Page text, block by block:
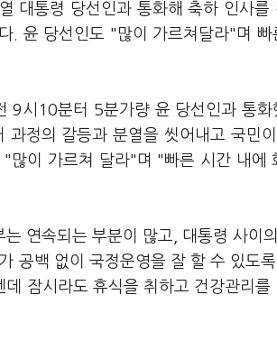
대통령 당선인과 통화해 축하 인사를
윤 당선인도 "많이 가르쳐달라"며 빠
9시10분터 5분가량 윤 당선인과 통
정의 갈등과 분열을 씻어내고 국민
이 가르쳐 달라"며 "빠른 시간 내에
연속되는 부분이 많고, 대통령 사이
공백 없이 국정운영을 잘 할 수 있도
잠시라도 휴식을 취하고 건강관리를